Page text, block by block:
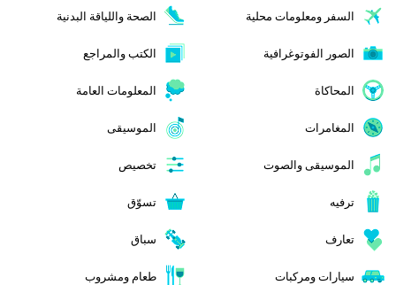
السفر ومعلومات محلية الصحة واللياقة البدنية
الصور الفوتوغرافية الكتب والمراجع
المحاكاة المعلومات العامة
المغامرات الموسيقى
الموسيقى والصوت تخصيص
ترفيه تسوّق
تعارف سباق
سيارات ومركبات طعام ومشروب